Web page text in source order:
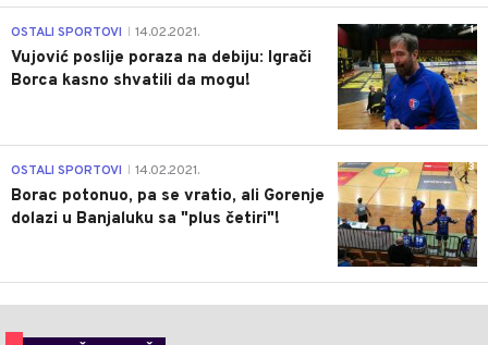
1
OSTALI SPORTOVI 14.02.2021.
Vujović poslije poraza na debiju: Igrači
Borca kasno shvatili da mogu!
3
OSTALI SPORTOVI 14.02.2021.
Borac potonuo, pa se vratio, ali Gorenje
dolazi u Banjaluku sa "plus četiri"!